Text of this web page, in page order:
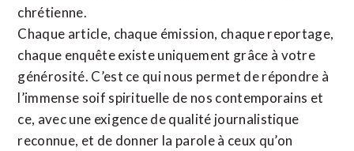
chrétienne.
Chaque article, chaque émission, chaque reportage,
chaque enquête existe uniquement grâce à votre
générosité. C’est ce qui nous permet de répondre à
l’immense soif spirituelle de nos contemporains et
ce, avec une exigence de qualité journalistique
reconnue, et de donner la parole à ceux qu’on